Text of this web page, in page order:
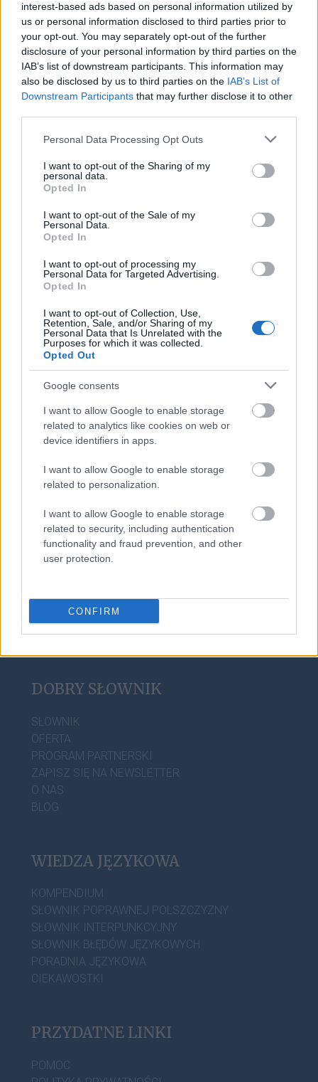
interest-based ads based on personal information utilized by
us or personal information disclosed to third parties prior to
your opt-out. You may separately opt-out of the further
disclosure of your personal information by third parties on the
IAB’s list of downstream participants. This information may
also be disclosed by us to third parties on the IAB’s List of
Downstream Participants that may further disclose it to other
Please note that this website/app uses one or more Google
not limited to your visit or usage behaviour. You may click to
grant or deny consent to Google and its third-party tags to
use your data for below specified purposes in below Google
consent section.
Personal Data Processing Opt Outs
I want to opt-out of the Sharing of my
personal data.
Opted In
I want to opt-out of the Sale of my
Personal Data.
Opted In
I want to opt-out of processing my
Personal Data for Targeted Advertising.
Opted In
I want to opt-out of Collection, Use,
Retention, Sale, and/or Sharing of my
Personal Data that Is Unrelated with the
Purposes for which it was collected.
Opted Out
Google consents
I want to allow Google to enable storage
related to analytics like cookies on web or
device identifiers in apps.
I want to allow Google to enable storage
related to personalization.
I want to allow Google to enable storage
related to security, including authentication
functionality and fraud prevention, and other
user protection.
CONFIRM
Ciekawostki
skąd— Skąd to !z kąd?
URL— Pochodzenie nazwyURL
pleonazm— O pleonazmach w rozmowach na blogu
Mogą Cię zainteresować również hasła
démodé
jukka
musli
DOBRY SŁOWNIK
SŁOWNIK
OFERTA
PROGRAM PARTNERSKI
ZAPISZ SIĘ NA NEWSLETTER
O NAS
BLOG
WIEDZA JĘZYKOWA
KOMPENDIUM
SŁOWNIK POPRAWNEJ POLSZCZYZNY
SŁOWNIK INTERPUNKCYJNY
SŁOWNIK BŁĘDÓW JĘZYKOWYCH
PORADNIA JĘZYKOWA
CIEKAWOSTKI
PRZYDATNE LINKI
POMOC